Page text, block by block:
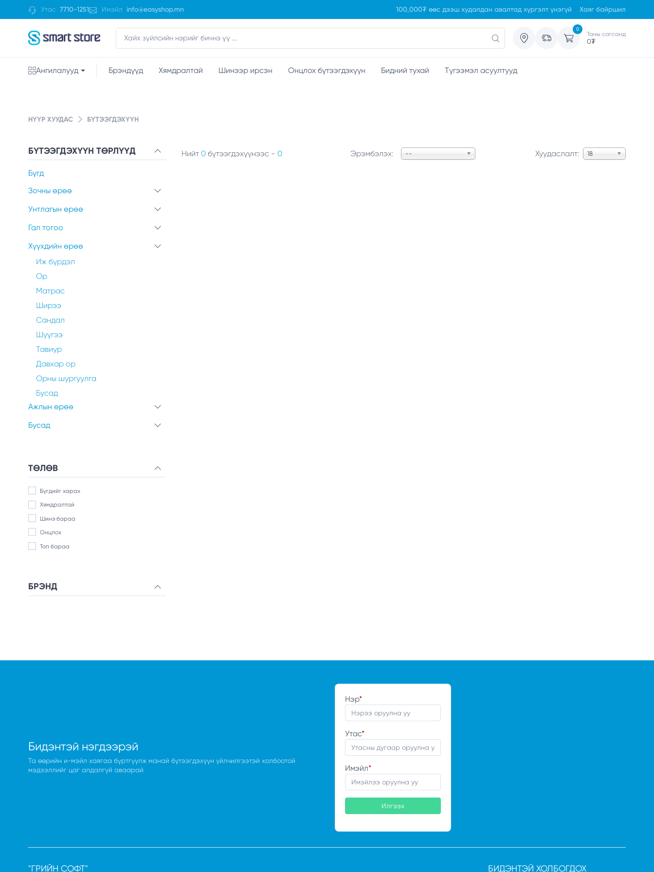
Утас 7710-1251 Имэйл info@easyshop.mn 100,000₮ өөс дээш худалдан авалтад хүргэлт үнэгүй Хаяг байршил
0
Таны сагсанд
0₮
Ангилалууд Брэндүүд Хямдралтай Шинээр ирсэн Онцлох бүтээгдэхүүн Бидний тухай Түгээмэл асуултууд
НҮҮР ХУУДАС БҮТЭЭГДЭХҮҮН
БҮТЭЭГДЭХҮҮН ТӨРЛҮҮД
Бүгд
Зочны өрөө
Унтлагын өрөө
Гал тогоо
Хүүхдийн өрөө
Иж бүрдэл
Ор
Матрас
Ширээ
Сандал
Шүүгээ
Тавиур
Давхар ор
Орны шургуулга
Бусад
Ажлын өрөө
Бусад
ТӨЛӨВ
Бүгдийг харах
Хямдралтай
Шинэ бараа
Онцлох
Топ бараа
БРЭНД
Нийт 0 бүтээгдэхүүнээс - 0 Эрэмбэлэх: -- Хуудаслалт: 18
Бидэнтэй нэгдээрэй
Та өөрийн и-мэйл хаягаа бүртгүүлж манай бүтээгдэхүүн үйлчилгээтэй холбоотой
мэдээллийг цаг алдалгүй аваарай
Нэр*
Утас*
Имэйл*
Илгээх
"ГРИЙН СОФТ" БИДЭНТЭЙ ХОЛБОГДОХ